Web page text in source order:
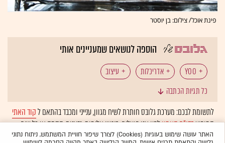
פינת אוכל/ צילום: בן יוסטר
הוספה לנושאים שמעניינים אותי
YOO אדריכלות
עיצוב
כל תגיות הכתבה
לתשומת לבכם: מערכת גלובס חותרת לשיח מגוון, ענייני ומכבד בהתאם לקוד האתי
המופיעבדו"ח האמוןלפיו אנו פועלים. ביטויי אלימות, גזענות, הסתה או כל שיח
בלתי הולם אחר מסוננים בצורהאוטומטיתולא יפורסמו באתר.
האתר עושה שימוש בעוגיות (Cookies) לצורך שיפור חוויית המשתמש, ניתוח נתוני